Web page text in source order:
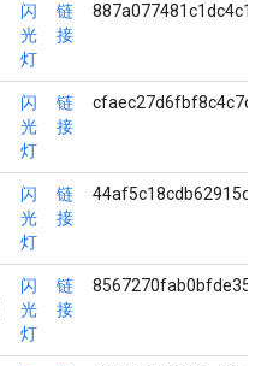
闪
光
灯
链
接
闪
光
灯
链
接
闪
光
灯
链
接
闪
光
灯
链
接